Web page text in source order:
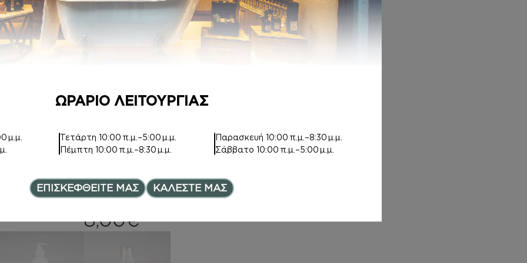
12,00€Price range: 7,00€ through 12,00€
BUTTER
Inspired by
15,00€
ΑΦΡΟΛΟΥΤΡΑ
Inspired by
6,00€ –
8,00€Price range: 6,00€ through 8,00€
ΩΡΑΡΙΟ ΛΕΙΤΟΥΡΓΙΑΣ
μ.μ.
Τετάρτη10:00 π.μ.–5:00 μ.μ.
Πέμπτη10:00 π.μ.–8:30 μ.μ.
Παρασκευή 10:00 π.μ.–8:30 μ.μ.
Σάββατο 10:00 π.μ.–5:00 μ.μ.
ΕΠΙΣΚΕΦΘΕΙΤΕ ΜΑΣ ΚΑΛΕΣΤΕ ΜΑΣ